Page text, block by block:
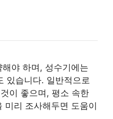
야 하며, 성수기에는
있습니다. 일반적으로
이 좋으며, 평소 속한
미리 조사해두면 도움이